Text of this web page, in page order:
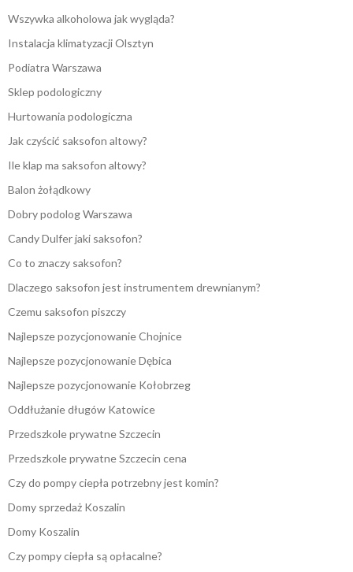
Wszywka alkoholowa jak wygląda?
Instalacja klimatyzacji Olsztyn
Podiatra Warszawa
Sklep podologiczny
Hurtowania podologiczna
Jak czyścić saksofon altowy?
Ile klap ma saksofon altowy?
Balon żołądkowy
Dobry podolog Warszawa
Candy Dulfer jaki saksofon?
Co to znaczy saksofon?
Dlaczego saksofon jest instrumentem drewnianym?
Czemu saksofon piszczy
Najlepsze pozycjonowanie Chojnice
Najlepsze pozycjonowanie Dębica
Najlepsze pozycjonowanie Kołobrzeg
Oddłużanie długów Katowice
Przedszkole prywatne Szczecin
Przedszkole prywatne Szczecin cena
Czy do pompy ciepła potrzebny jest komin?
Domy sprzedaż Koszalin
Domy Koszalin
Czy pompy ciepła są opłacalne?